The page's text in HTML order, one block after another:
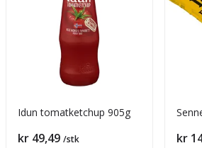
Idun tomatketchup 905g
Pris
kr 49,49 /stk Pris
kr